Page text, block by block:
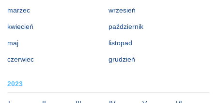
marzec
kwiecień
maj
czerwiec
wrzesień
październik
listopad
grudzień
2023